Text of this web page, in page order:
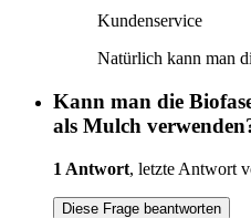
Kundenservice
Natürlich kann man
Kann man die
als Mulch
1 Antwort, letzte Antwort
Diese Frage beantworten